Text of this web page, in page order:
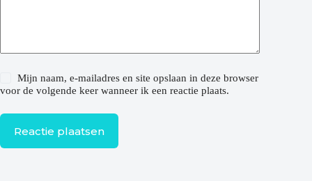
Mijn naam, e-mailadres en site opslaan in deze browser
voor de volgende keer wanneer ik een reactie plaats.
Reactie plaatsen